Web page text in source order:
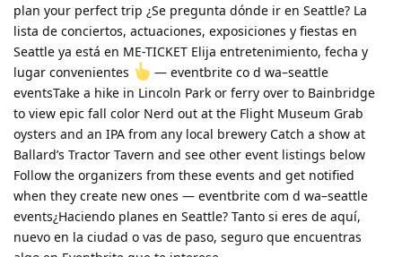
plan your perfect trip ¿Se pregunta dónde ir en Seattle? La
lista de conciertos, actuaciones, exposiciones y fiestas en
Seattle ya está en ME-TICKET Elija entretenimiento, fecha y
lugar convenientes
— eventbrite co d wa–seattle
eventsTake a hike in Lincoln Park or ferry over to Bainbridge
to view epic fall color Nerd out at the Flight Museum Grab
oysters and an IPA from any local brewery Catch a show at
Ballard’s Tractor Tavern and see other event listings below
Follow the organizers from these events and get notified
when they create new ones — eventbrite com d wa–seattle
events¿Haciendo planes en Seattle? Tanto si eres de aquí,
nuevo en la ciudad o vas de paso, seguro que encuentras